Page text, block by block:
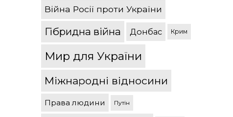
Війна Росії проти України
Гібридна війна Донбас Крим
Мир для України
Міжнародні відносини
Права людини Путін